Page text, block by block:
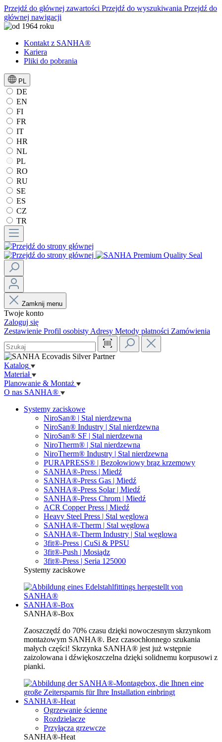
Przejdź do głównej zawartości Przejdź do wyszukiwania Przejdź do
głównej nawigacji
Kontakt z SANHA®
Kariera
Pliki do pobrania
PL
DE
EN
FI
FR
IT
HR
NL
PL
RO
RU
SE
ES
CZ
TR
Zamknij menu
Twoje konto
Zaloguj się
Zestawienie Profil osobisty Adresy Metody płatności Zamówienia
Katalog
Materiał
Planowanie & Montaż
O nas SANHA®
Systemy zaciskowe
NiroSan® | Stal nierdzewna
NiroSan® Industry | Stal nierdzewna
NiroSan® SF | Stal nierdzewna
NiroTherm® | Stal nierdzewna
NiroTherm® Industry | Stal nierdzewna
PURAPRESS® | Bezołowiowy brąz krzemowy
SANHA®-Press | Miedź
SANHA®-Press Gas | Miedź
SANHA®-Press Solar | Miedź
SANHA®-Press Chrom | Miedź
ACR Copper Press | Miedź
Heavy Steel Press | Stal węglowa
SANHA®-Therm | Stal węglowa
SANHA®-Therm Industry | Stal węglowa
3fit®-Press | CuSi & PPSU
3fit®-Push | Mosiądz
3fit®-Press | Seria 125000
Systemy zaciskowe
SANHA®-Box
SANHA®-Box
Zaoszczędź do 70% czasu dzięki nowoczesnym skrzynkom
montażowym SANHA®. Bez czasochłonnego szukania
małych części! Skrzynka SANHA® jest już wstępnie
zaizolowana i dźwiękoszczelna dzięki solidnemu korpusowi z
pianki.
SANHA®-Heat
Ogrzewanie ścienne
Rozdzielacze
Przyłącza grzewcze
SANHA®-Heat